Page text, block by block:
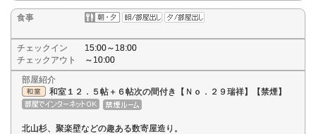
食事
チェックイン
15:00～18:00
チェックアウト
～10:00
部屋紹介
和室１２．５帖＋６帖次の間付き【Ｎｏ．２９瑞祥】【禁煙】
北山杉、聚楽壁などの趣ある数寄屋造り。